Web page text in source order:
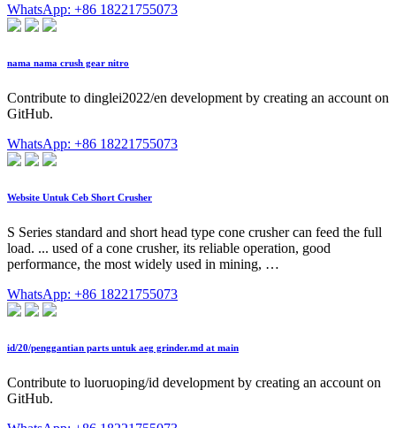
WhatsApp: +86 18221755073
nama nama crush gear nitro
Contribute to dinglei2022/en development by creating an account on
GitHub.
WhatsApp: +86 18221755073
Website Untuk Ceb Short Crusher
S Series standard and short head type cone crusher can feed the full
load. ... used of a cone crusher, its reliable operation, good
performance, the most widely used in mining, …
WhatsApp: +86 18221755073
id/20/penggantian parts untuk aeg grinder.md at main
Contribute to luoruoping/id development by creating an account on
GitHub.